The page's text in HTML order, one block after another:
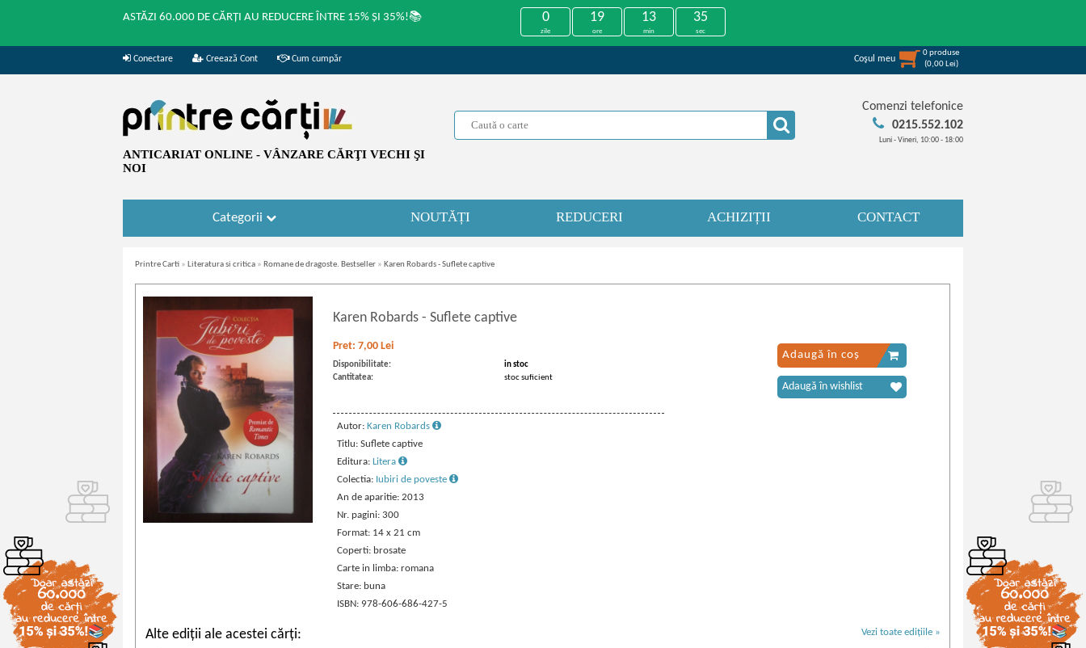
ASTĂZI 60.000 DE CĂRȚI AU REDUCERE ÎNTRE 15% ȘI 35%!📚 0
zile
19
ore
13
min
34
sec
Conectare Creează Cont Cum cumpăr Coşul meu
0produse
(0,00 Lei)
ANTICARIAT ONLINE - VÂNZARE CĂRŢI VECHI ŞI
NOI
Comenzi telefonice
0215.552.102
Luni - Vineri, 10:00 - 18:00
Categorii NOUTĂȚI REDUCERI ACHIZIȚII CONTACT
Printre Carti » Literatura si critica » Romane de dragoste. Bestseller » Karen Robards - Suflete captive
Karen Robards - Suflete captive
Pret: 7,00 Lei
Disponibilitate:
in stoc
Cantitatea:
stoc suficient
Autor: Karen Robards
Titlu: Suflete captive
Editura: Litera
Colectia: Iubiri de poveste
An de aparitie: 2013
Nr. pagini: 300
Format: 14 x 21 cm
Coperti: brosate
Carte in limba: romana
Stare: buna
ISBN: 978-606-686-427-5
Adaugă în coș
Adaugă în wishlist
Alte ediții ale acestei cărți: Vezi toate edițiile »